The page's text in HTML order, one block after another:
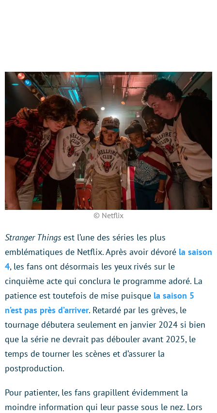
© Netflix
Stranger Things est l’une des séries les plus
emblématiques de Netflix. Après avoir dévoré la saison
4, les fans ont désormais les yeux rivés sur le
cinquième acte qui conclura le programme adoré. La
patience est toutefois de mise puisque la saison 5
n’est pas près d’arriver. Retardé par les grèves, le
tournage débutera seulement en janvier 2024 si bien
que la série ne devrait pas débouler avant 2025, le
temps de tourner les scènes et d’assurer la
postproduction.
Pour patienter, les fans grapillent évidemment la
moindre information qui leur passe sous le nez. Lors